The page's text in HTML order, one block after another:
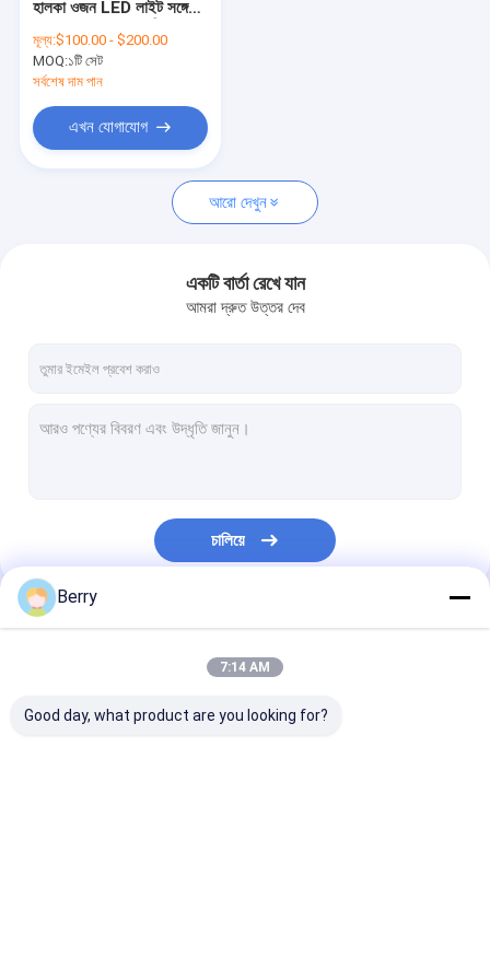
ফরাসি স্টাইলের ছাদ
শামিয়ানা রোলার টিউব
আউটডোর প্যাটিও ছাতা
পেরগোলা অ্যারিং কিটস
হালকা ওজন LED লাইট সঙ্গে
ক্যানোপি
মূল্য:$100.00 - $200.00
MOQ:১টি সেট
সর্বশেষ দাম পান
এখন যোগাযোগ
আরো দেখুন
একটি বার্তা রেখে যান
আমরা দ্রুত উত্তর দেব
চালিয়ে
আমাদের বিভাগসমূহ
Berry
7:14 AM
Good day, what product are you looking for?